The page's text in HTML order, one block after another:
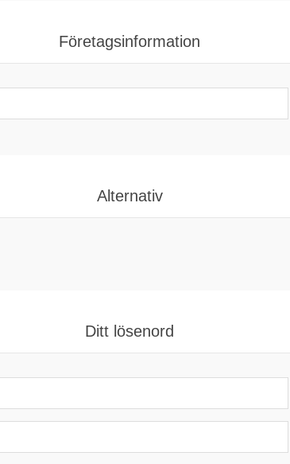
Företagsinformation
Alternativ
Ditt lösenord